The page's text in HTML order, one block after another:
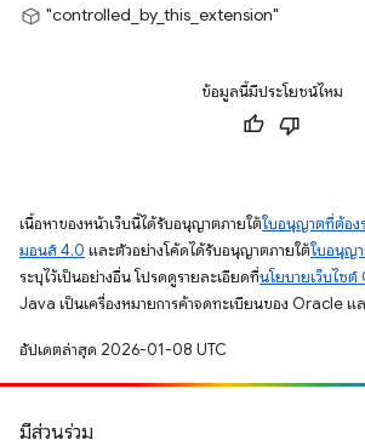
"controlled_by_this_extension"
ข้อมูลนี้มีประโยชน์ไหม
เนื้อหาของหน้าเว็บนี้ได้รับอนุญาตภายใต้ใบอนุญาตที่ต้อง
มอนส์ 4.0 และตัวอย่างโค้ดได้รับอนุญาตภายใต้ใบอนุญ
ระบุไว้เป็นอย่างอื่น โปรดดูรายละเอียดที่นโยบายเว็บไซ
Java เป็นเครื่องหมายการค้าจดทะเบียนของ Oracle แ
อัปเดตล่าสุด 2026-01-08 UTC
มีส่วนร่วม